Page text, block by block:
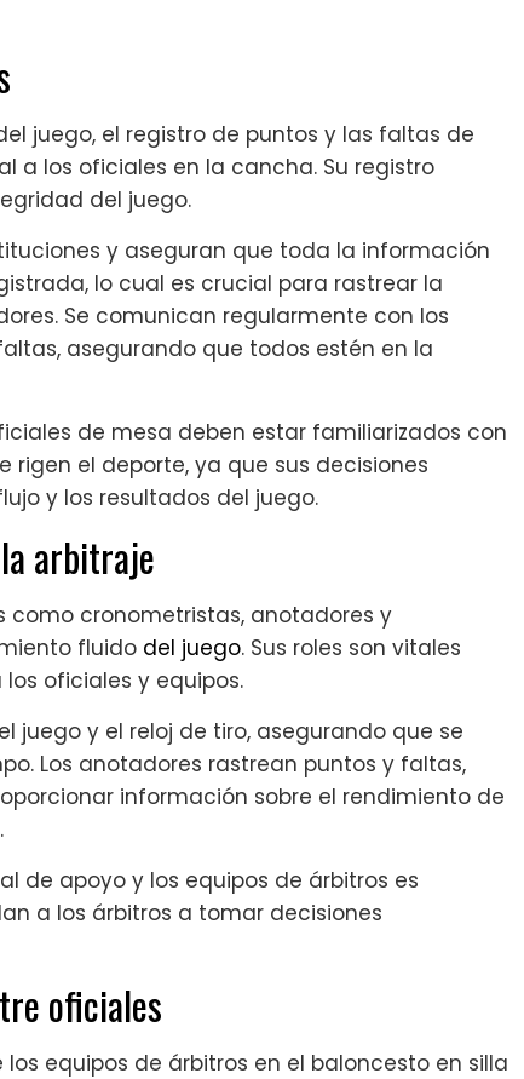
juego, el registro de puntos y las faltas de
a los oficiales en la cancha. Su registro
del juego.
y aseguran que toda la información
lo cual es crucial para rastrear la
Se comunican regularmente con los
asegurando que todos estén en la
de mesa deben estar familiarizados con
el deporte, ya que sus decisiones
y los resultados del juego.
arbitraje
como cronometristas, anotadores y
fluido del juego. Sus roles son vitales
oficiales y equipos.
juego y el reloj de tiro, asegurando que se
Los anotadores rastrean puntos y faltas,
información sobre el rendimiento de
de apoyo y los equipos de árbitros es
a los árbitros a tomar decisiones
oficiales
equipos de árbitros en el baloncesto en silla